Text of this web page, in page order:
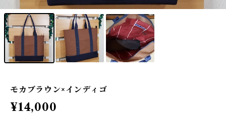
モカブラウン×インディゴ
¥14,000